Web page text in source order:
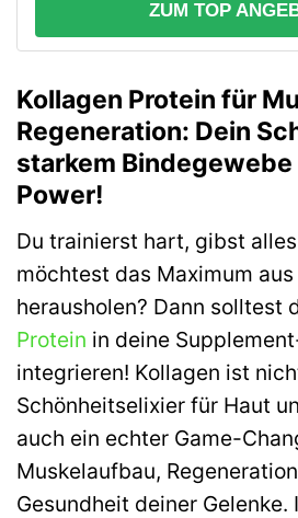
ZUM TOP
Kollagen Protein für
Regeneration: Dein
starkem
Power!
Du trainierst hart, gibst
möchtest das Maximum
herausholen? Dann solltest
Protein in deine
integrieren! Kollagen ist
Schönheitselixier für Haut
auch ein echter Game-
Muskelaufbau,
Gesundheit deiner Gelenke.